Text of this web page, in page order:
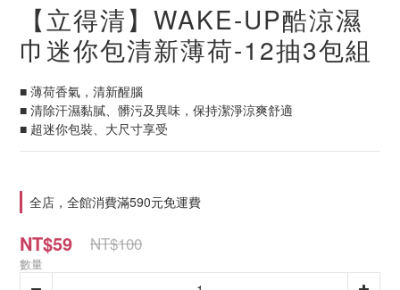
【立得清】WAKE-UP酷涼濕
巾迷你包清新薄荷-12抽3包組
■ 薄荷香氣，清新醒腦
■ 清除汗濕黏膩、髒污及異味，保持潔淨涼爽舒適
■ 超迷你包裝、大尺寸享受
全店，全館消費滿590元免運費
NT$59 NT$100
數量